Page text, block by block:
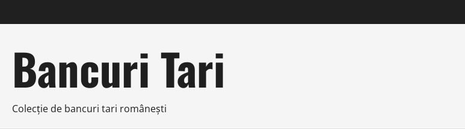
to
Bancuri Tari
Colecţie de bancuri tari româneşti